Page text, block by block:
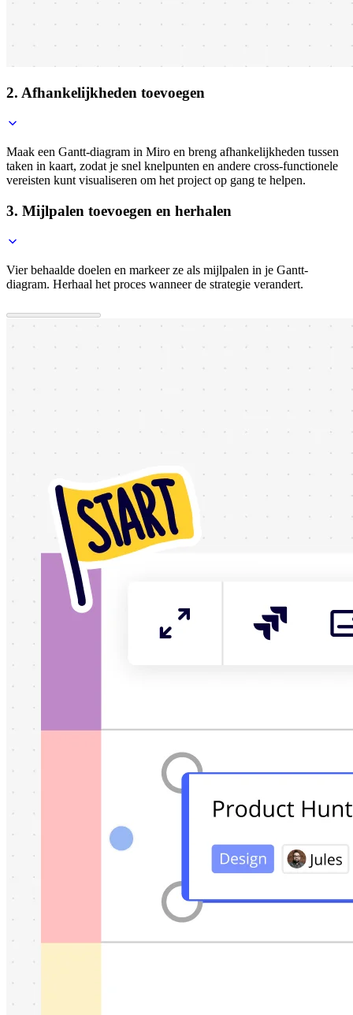
2. Afhankelijkheden toevoegen
Maak een Gantt-diagram in Miro en breng afhankelijkheden tussen
taken in kaart, zodat je snel knelpunten en andere cross-functionele
vereisten kunt visualiseren om het project op gang te helpen.
3. Mijlpalen toevoegen en herhalen
Vier behaalde doelen en markeer ze als mijlpalen in je Gantt-
diagram. Herhaal het proces wanneer de strategie verandert.